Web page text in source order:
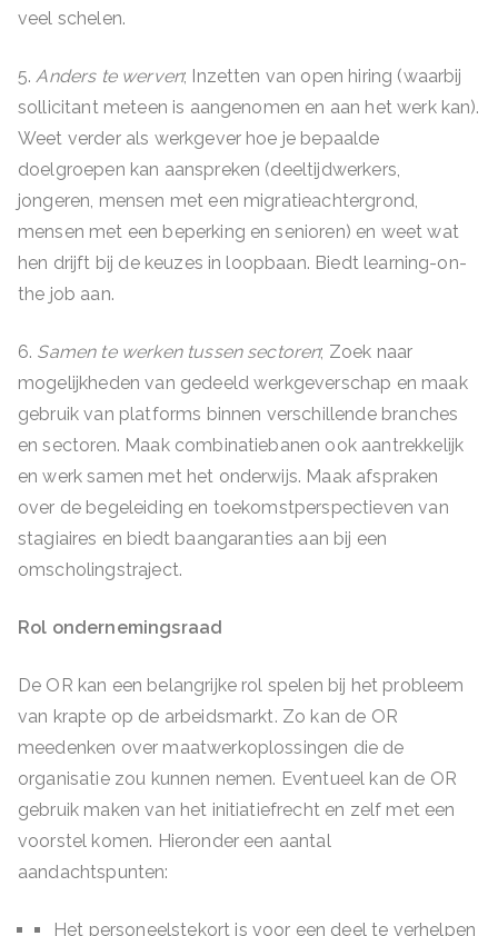
veel schelen.
5.Anders te werven; Inzetten van open hiring (waarbij
sollicitant meteen is aangenomen en aan het werk kan).
Weet verder als werkgever hoe je bepaalde
doelgroepen kan aanspreken (deeltijdwerkers,
jongeren, mensen met een migratieachtergrond,
mensen met een beperking en senioren) en weet wat
hen drijft bij de keuzes in loopbaan. Biedt learning-on-
the job aan.
6. Samen te werken tussen sectoren; Zoek naar
mogelijkheden van gedeeld werkgeverschap en maak
gebruik van platforms binnen verschillende branches
en sectoren. Maak combinatiebanen ook aantrekkelijk
en werk samen met het onderwijs. Maak afspraken
over de begeleiding en toekomstperspectieven van
stagiaires en biedt baangaranties aan bij een
omscholingstraject.
Rol ondernemingsraad
De OR kan een belangrijke rol spelen bij het probleem
van krapte op de arbeidsmarkt. Zo kan de OR
meedenken over maatwerkoplossingen die de
organisatie zou kunnen nemen. Eventueel kan de OR
gebruik maken van het initiatiefrecht en zelf met een
voorstel komen. Hieronder een aantal
aandachtspunten:
Het personeelstekort is voor een deel te verhelpen